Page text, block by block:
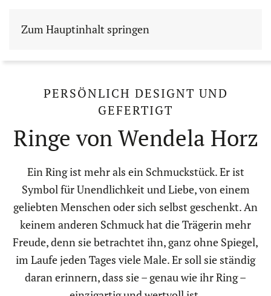
Zum Hauptinhalt springen
PERSÖNLICH DESIGNT UND
GEFERTIGT
Ringe von Wendela Horz
Ein Ring ist mehr als ein Schmuckstück. Er ist
Symbol für Unendlichkeit und Liebe, von einem
geliebten Menschen oder sich selbst geschenkt. An
keinem anderen Schmuck hat die Trägerin mehr
Freude, denn sie betrachtet ihn, ganz ohne Spiegel,
im Laufe jeden Tages viele Male. Er soll sie ständig
daran erinnern, dass sie – genau wie ihr Ring –